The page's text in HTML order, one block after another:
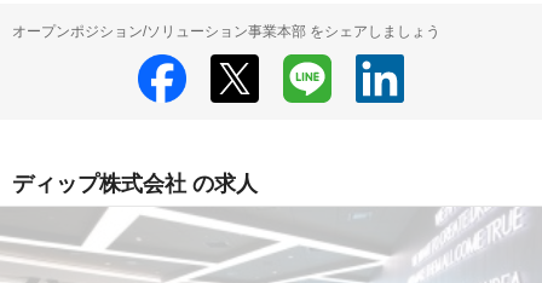
オープンポジション/ソリューション事業本部 をシェアしましょう
ディップ株式会社 の求人